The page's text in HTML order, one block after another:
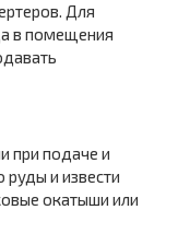
Для
в помещения
при подаче и
руды и извести
окатыши или